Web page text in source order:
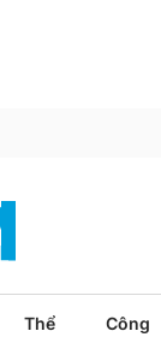
Thể
Công